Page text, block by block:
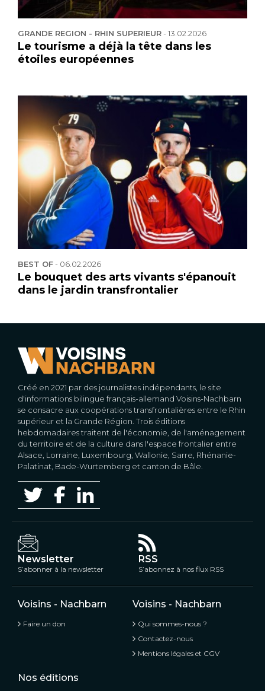
GRANDE REGION - RHIN SUPERIEUR-13.02.2026
Le tourisme a déjà la tête dans les
étoiles européennes
BEST OF- 06.02.2026
Le bouquet des arts vivants s'épanouit
dans le jardin transfrontalier
Créé en 2021 par des journalistes indépendants, le site
d'informations bilingue français-allemand Voisins-Nachbarn
se consacre aux coopérations transfrontalières entre le Rhin
supérieur et la Grande Région. Trois éditions
hebdomadaires traitent de l'économie, de l'aménagement
du territoire et de la culture dans l'espace frontalier entre
Alsace, Lorraine, Luxembourg, Wallonie, Sarre, Rhénanie-
Palatinat, Bade-Wurtemberg et canton de Bâle.
Newsletter
S’abonner à la newsletter
RSS
S’abonnez à nos flux RSS
Voisins - Nachbarn
Faire un don
Voisins - Nachbarn
Qui sommes-nous ?
Contactez-nous
Mentions légales et CGV
Nos éditions